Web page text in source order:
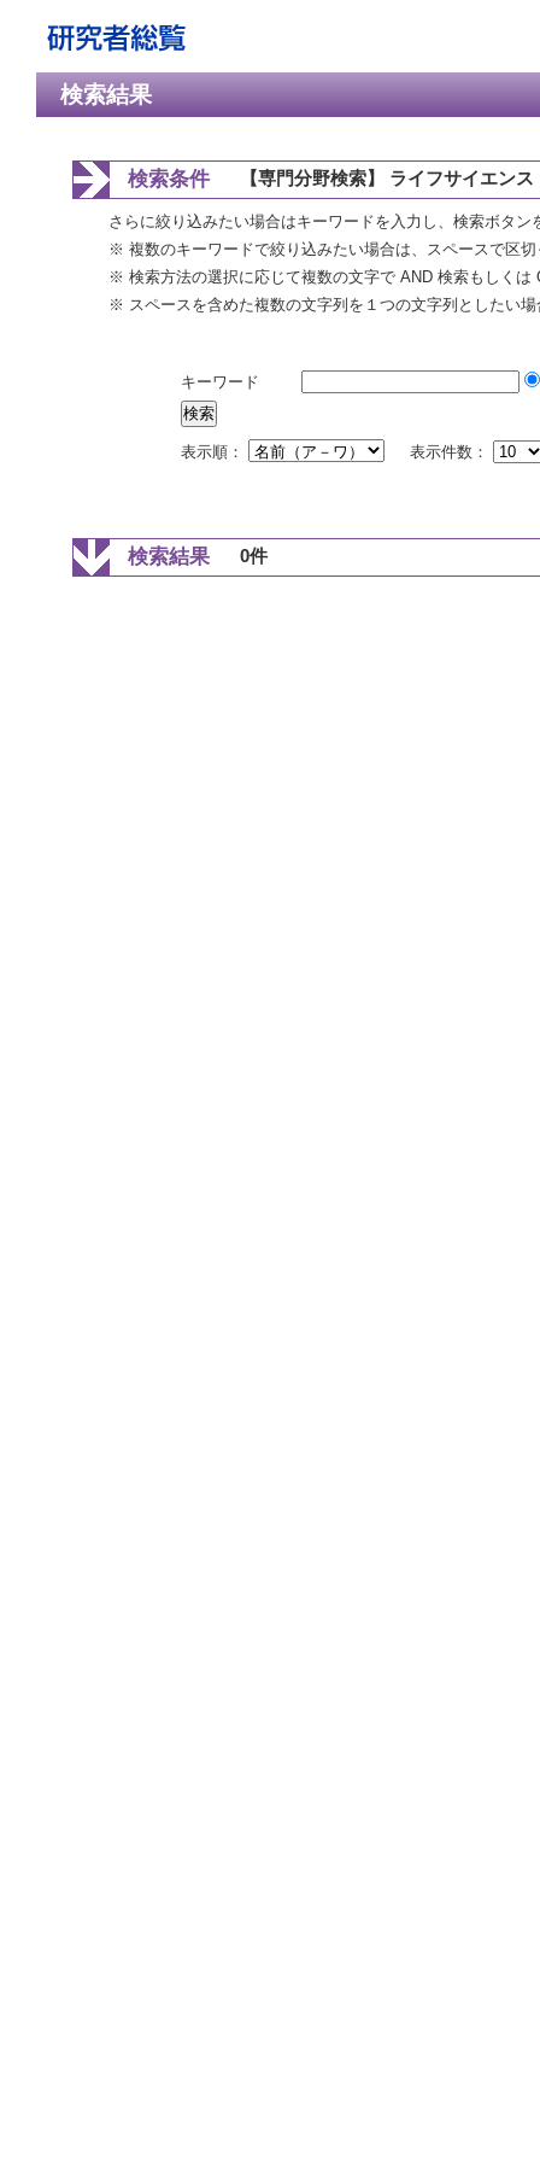
検索結果
検索条件 【専門分野検索】 ライフサイエン
さらに絞り込みたい場合はキーワードを入力し、検索ボタ
※ 複数のキーワードで絞り込みたい場合は、スペースで区
※ 検索方法の選択に応じて複数の文字で AND 検索もしくは
※ スペースを含めた複数の文字列を１つの文字列としたい
キーワード
表示順： 表示件数：
検索結果 0件